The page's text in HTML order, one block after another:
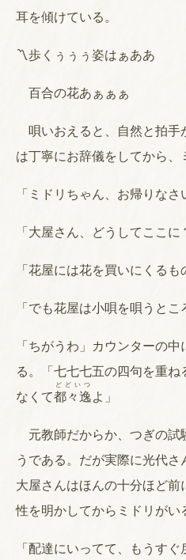
耳を傾けている。
〽歩くぅぅぅ姿はぁああ
百合の花あぁぁぁ
唄いおえると、自然と拍手
は丁寧にお辞儀をしてから、
「ミドリちゃん、お帰りなさ
「大屋さん、どうしてここに
「花屋には花を買いにくるも
「でも花屋は小唄を唄うとこ
「ちがうわ」カウンターの
る。「七七七五の四句を重
なくて都々逸
どどいつ
よ」
元教師だからか、つぎの試
うである。だが実際に光代さ
大屋さんはほんの十分ほど
性を明かしてからミドリがい
「配達にいってて、もうす